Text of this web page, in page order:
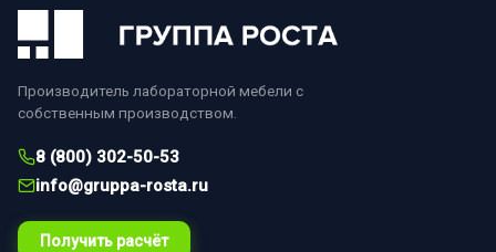
Производитель лабораторной мебели с
собственным производством.
8 (800) 302-50-53
info@gruppa-rosta.ru
Получить расчёт